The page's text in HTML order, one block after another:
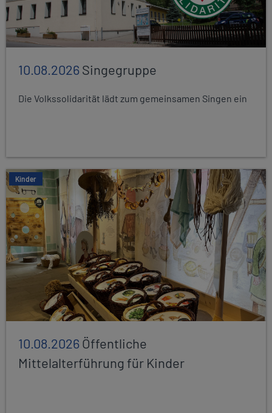
10.08.2026Singegruppe
Die Volkssolidarität lädt zum gemeinsamen Singen ein
Kinder
10.08.2026Öffentliche
Mittelalterführung für Kinder